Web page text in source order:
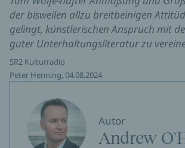
der bisweilen allzu breitbeinigen
gelingt, künstlerischen Anspruch mit
guter Unterhaltungsliteratur zu
SR2 Kulturradio
Peter Henning, 04.08.2024
Autor
Andrew